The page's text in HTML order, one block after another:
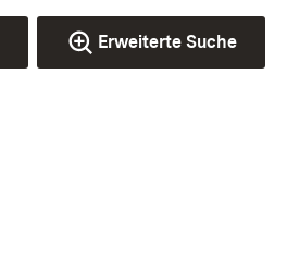
Erweiterte Suche